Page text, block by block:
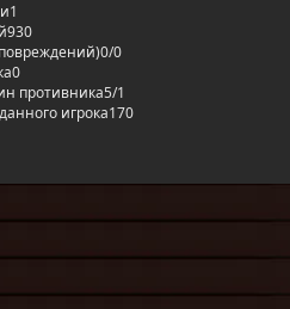
1
930
0/0
0
противника5/1
игрока170